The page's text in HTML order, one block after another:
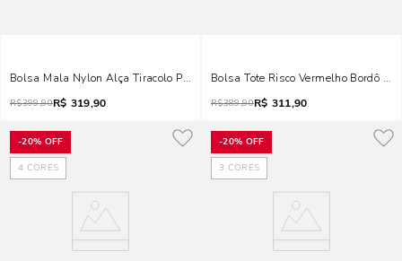
Bolsa Mala Nylon Alça Tiracolo Preta Grande
R$399,90R$ 319,90
Bolsa Tote Risco Vermelho Bordô
R$389,90R$ 311,90
-20% OFF
4 CORES
-20% OFF
3 CORES